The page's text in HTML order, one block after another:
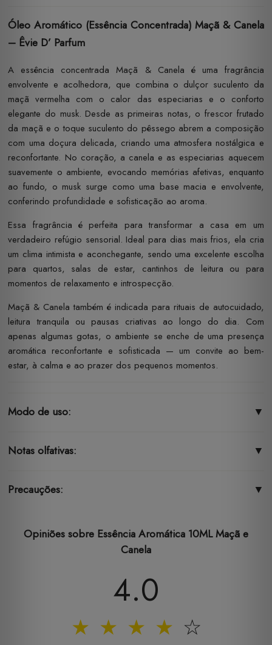
Óleo Aromático (Essência Concentrada) Maçã & Canela
– Êvie D’ Parfum
A essência concentrada Maçã & Canela é uma fragrância
envolvente e acolhedora, que combina o dulçor suculento da
maçã vermelha com o calor das especiarias e o conforto
elegante do musk. Desde as primeiras notas, o frescor frutado
da maçã e o toque suculento do pêssego abrem a composição
com uma doçura delicada, criando uma atmosfera nostálgica e
reconfortante. No coração, a canela e as especiarias aquecem
suavemente o ambiente, evocando memórias afetivas, enquanto
ao fundo, o musk surge como uma base macia e envolvente,
conferindo profundidade e sofisticação ao aroma.
Essa fragrância é perfeita para transformar a casa em um
verdadeiro refúgio sensorial. Ideal para dias mais frios, ela cria
um clima intimista e aconchegante, sendo uma excelente escolha
para quartos, salas de estar, cantinhos de leitura ou para
momentos de relaxamento e introspecção.
Maçã & Canela também é indicada para rituais de autocuidado,
leitura tranquila ou pausas criativas ao longo do dia. Com
apenas algumas gotas, o ambiente se enche de uma presença
aromática reconfortante e sofisticada — um convite ao bem-
estar, à calma e ao prazer dos pequenos momentos.
Modo de uso: ▼
Notas olfativas: ▼
Precauções: ▼
Opiniões sobre Essência Aromática 10ML Maçã e
Canela
4.0
☆
★
★
★
★